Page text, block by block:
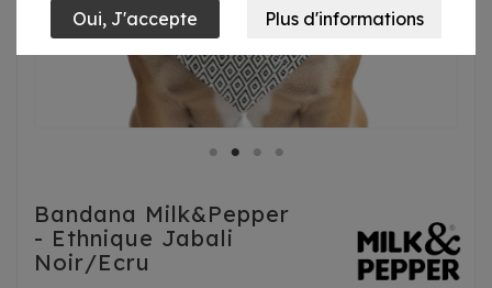
Bandana Milk&Pepper
- Ethnique Jabali
Noir/Ecru